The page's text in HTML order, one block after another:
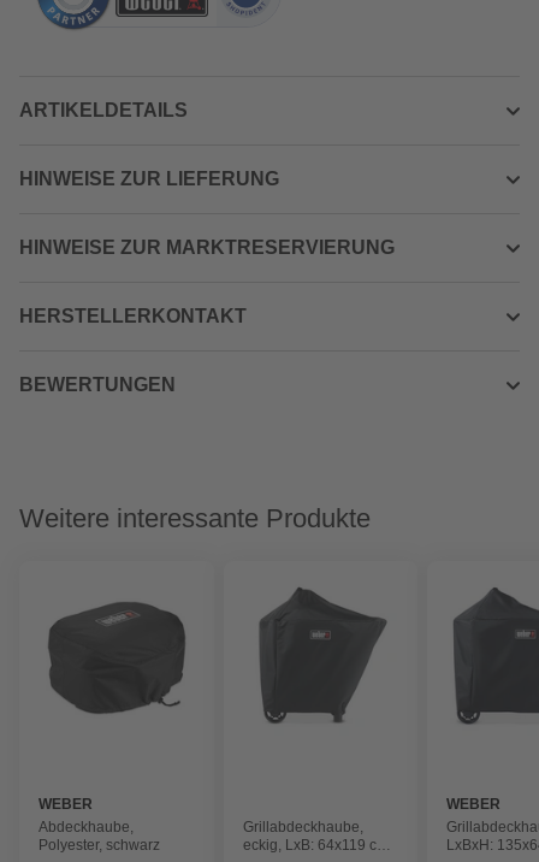
ARTIKELDETAILS
HINWEISE ZUR LIEFERUNG
HINWEISE ZUR MARKTRESERVIERUNG
HERSTELLERKONTAKT
BEWERTUNGEN
Weitere interessante Produkte
WEBER
Abdeckhaube,
Polyester, schwarz
Grillabdeckhaube,
eckig, LxB: 64x119 cm,
WEBER
LxBxH: